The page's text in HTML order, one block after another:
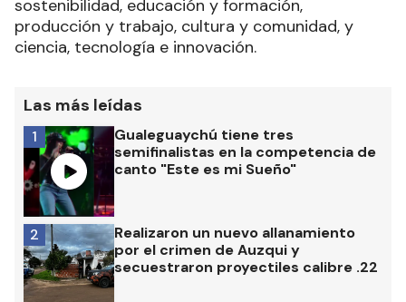
sostenibilidad, educación y formación,
producción y trabajo, cultura y comunidad, y
ciencia, tecnología e innovación.
Las más leídas
Gualeguaychú tiene tres
semifinalistas en la competencia de
canto "Este es mi Sueño"
1
Realizaron un nuevo allanamiento
por el crimen de Auzqui y
secuestraron proyectiles calibre .22
2